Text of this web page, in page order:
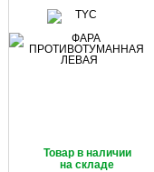
Товар в наличии
на складе